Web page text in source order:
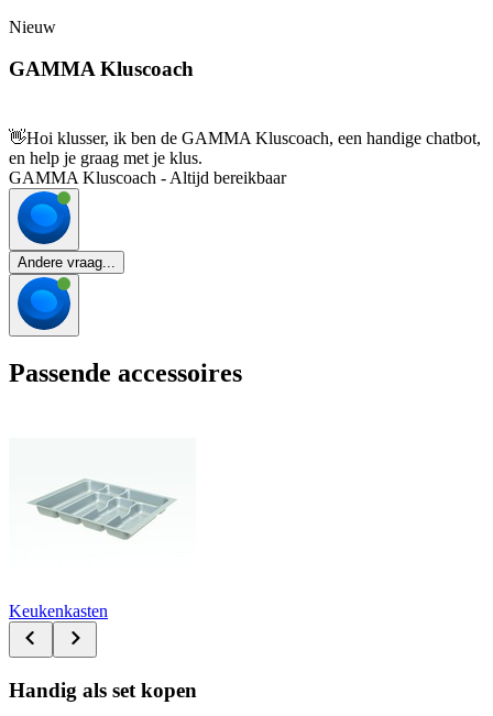
Nieuw
GAMMA Kluscoach
👋Hoi klusser, ik ben de GAMMA Kluscoach, een handige chatbot,
en help je graag met je klus.
GAMMA Kluscoach - Altijd bereikbaar
Andere vraag...
Passende accessoires
Keukenkasten
Handig als set kopen